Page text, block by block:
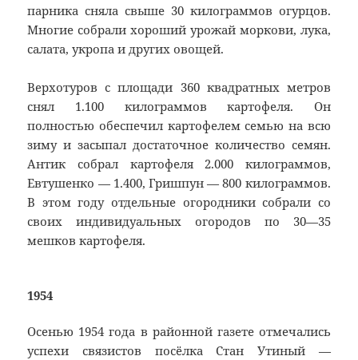
парника сняла свыше 30 килограммов огурцов.
Многие собрали хороший урожай моркови, лука,
салата, укропа и других овощей.
Верхотуров с площади 360 квадратных метров
снял 1.100 килограммов картофеля. Он
полностью обеспечил картофелем семью на всю
зиму и засыпал достаточное количество семян.
Антик собрал картофеля 2.000 килограммов,
Евтушенко — 1.400, Гришпун — 800 килограммов.
В этом году отдельные огородники собрали со
своих индивидуальных огородов по 30—35
мешков картофеля.
1954
Осенью 1954 года в районной газете отмечались
успехи связистов посёлка Стан Утиный —